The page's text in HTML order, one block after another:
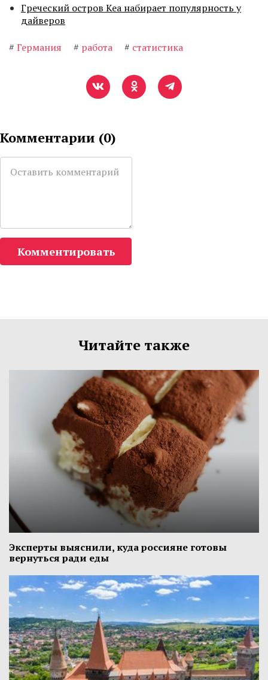
Греческий остров Кеа набирает популярность у
дайверов
# Германия # работа # статистика
Комментарии (0)
Комментировать
Читайте также
Эксперты выяснили, куда россияне готовы
вернуться ради еды